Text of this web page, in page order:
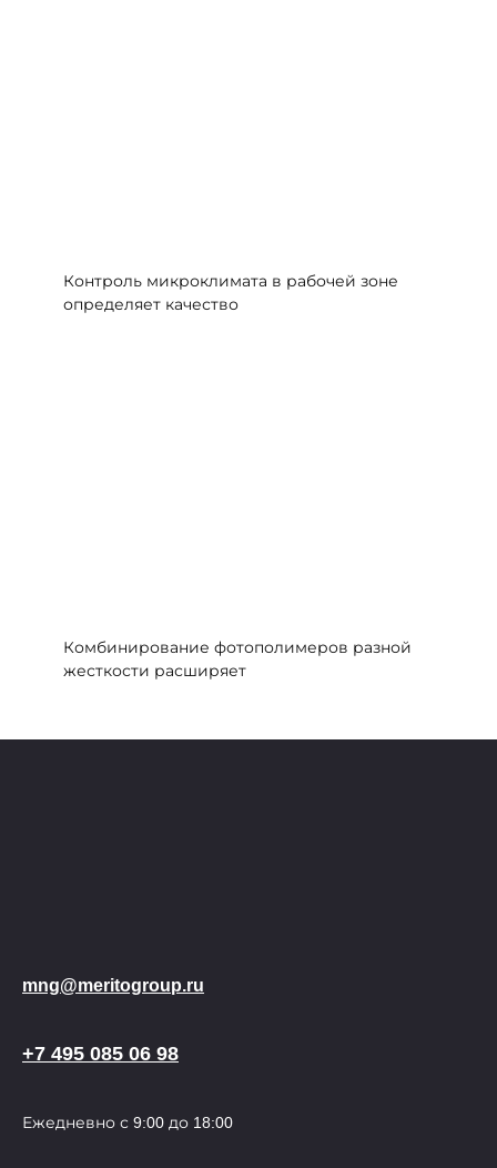
Контроль микроклимата в рабочей зоне
определяет качество
Комбинирование фотополимеров разной
жесткости расширяет
mng@meritogroup.ru
+7 495 085 06 98
Ежедневно с 9:00 до 18:00